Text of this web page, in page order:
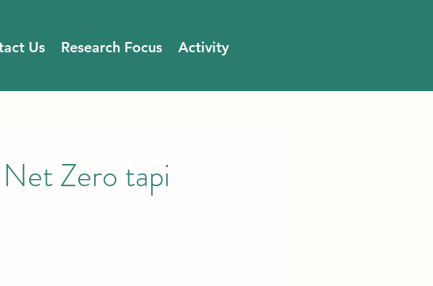
Us Research Focus Activity
Zero tapi